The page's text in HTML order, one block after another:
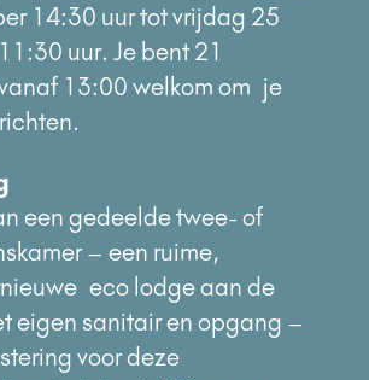
14:30 uur tot vrijdag 25
uur. Je bent 21
13:00 welkom om je
een gedeelde twee- of
– een ruime,
eco lodge aan de
eigen sanitair en opgang –
voor deze